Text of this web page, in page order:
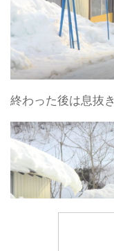
終わった後は息抜